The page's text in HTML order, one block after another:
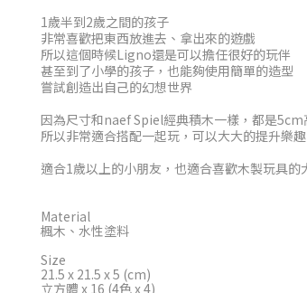
1歲半到2歲之間的孩子
非常喜歡把東西放進去、拿出來的遊戲
所以這個時候Ligno還是可以擔任很好的玩伴
甚至到了小學的孩子，也能夠使用簡單的造型
嘗試創造出自己的幻想世界
因為尺寸和naef Spiel經典積木一樣，都是5cm
所以非常適合搭配一起玩，可以大大的提升樂趣
適合1歲以上的小朋友，也適合喜歡木製玩具的
Material
楓木、水性塗料
Size
21.5 x 21.5 x 5 (cm)
立方體 x 16 (4色 x 4)